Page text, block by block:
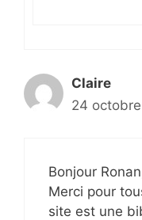
Claire
24
Bonjour
Merci pour
site est une